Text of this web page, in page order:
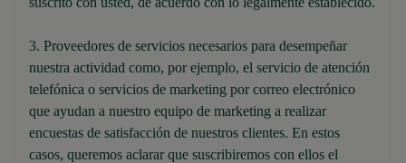
3. Proveedores de servicios necesarios para desempeñar
nuestra actividad como, por ejemplo, el servicio de atención
telefónica o servicios de marketing por correo electrónico
que ayudan a nuestro equipo de marketing a realizar
encuestas de satisfacción de nuestros clientes. En estos
casos, queremos aclarar que suscribiremos con ellos el